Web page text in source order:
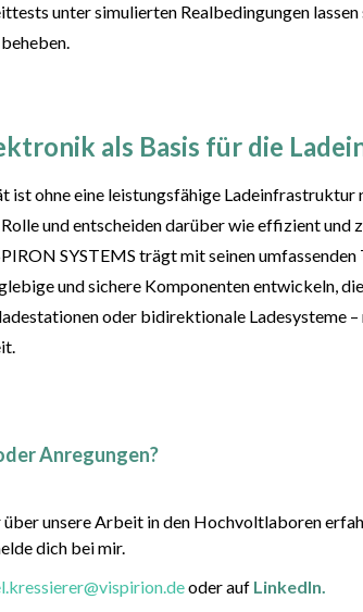
unter simulierten Realbedingungen
als Basis für die
ist ohne eine leistungsfähige Ladeinfrastruktur
und entscheiden darüber wie effizient und
SYSTEMS trägt mit seinen
und sichere Komponenten entwickeln,
oder bidirektionale Ladesysteme
Anregungen?
über unsere Arbeit in den Hochvoltlaboren
dich bei mir.
oder auf LinkedIn.